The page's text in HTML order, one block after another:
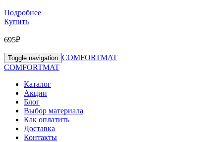
Подробнее
Купить
695₽
Toggle navigation COMFORTMAT
COMFORTMAT
Каталог
Акции
Блог
Выбор материала
Как оплатить
Доставка
Контакты